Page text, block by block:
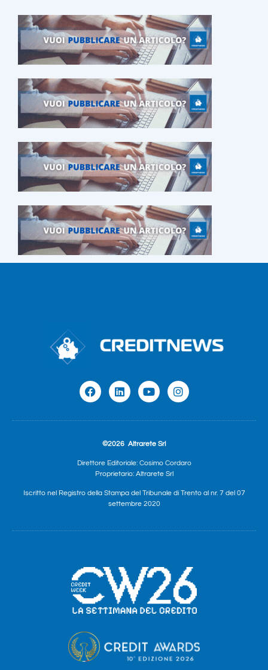
©2026 Altrarete Srl
Direttore Editoriale: Cosimo Cordaro
Proprietario: Altrarete Srl
Iscritto nel Registro della Stampa del Tribunale di Trento al nr. 7 del 07
settembre 2020